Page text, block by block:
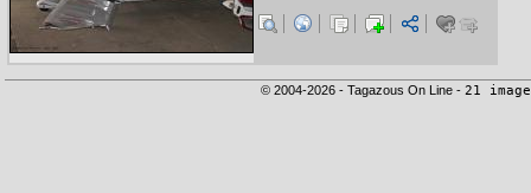
© 2004-2026 - Tagazous On Line - 21